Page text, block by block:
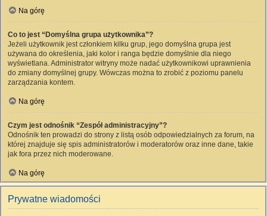
Na górę
Co to jest “Domyślna grupa użytkownika”?
Jeżeli użytkownik jest członkiem kilku grup, jego domyślna grupa jest
używana do określenia, jaki kolor i ranga będzie domyślnie dla niego
wyświetlana. Administrator witryny może nadać użytkownikowi uprawnienia
do zmiany domyślnej grupy. Wówczas można to zrobić z poziomu panelu
zarządzania kontem.
Na górę
Czym jest odnośnik “Zespół administracyjny”?
Odnośnik ten prowadzi do strony z listą osób odpowiedzialnych za forum, na
której znajduje się spis administratorów i moderatorów oraz inne dane, takie
jak fora przez nich moderowane.
Na górę
Prywatne wiadomości